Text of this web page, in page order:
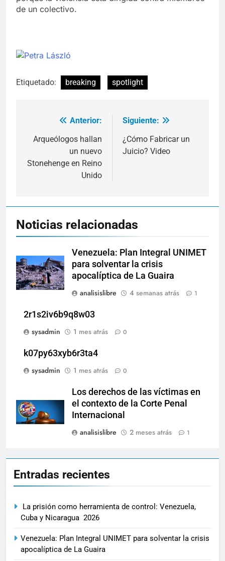
de un colectivo.
Etiquetado: breaking spotlight
Navegación
de
entradas
Anterior:
Arqueólogos hallan
un nuevo
Stonehenge en Reino
Unido
Siguiente:
¿Cómo Fabricar un
Juicio? Video
Noticias relacionadas
Venezuela: Plan Integral UNIMET
para solventar la crisis
apocalíptica de La Guaira
analisislibre
4 semanas atrás 1
2r1s2iv6b9q8w03
sysadmin
1 mes atrás 0
k07py63xyb6r3ta4
sysadmin
1 mes atrás 0
Los derechos de las víctimas en
el contexto de la Corte Penal
Internacional
analisislibre
2 meses atrás 1
Entradas recientes
La prisión como herramienta de control: Venezuela,
Cuba y Nicaragua 2026
Venezuela: Plan Integral UNIMET para solventar la crisis
apocalíptica de La Guaira